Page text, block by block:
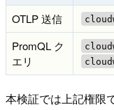
OTLP 送信
PromQL ク
エリ
本検証では上記権限